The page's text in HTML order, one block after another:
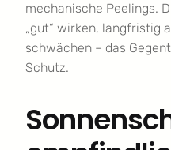
mechanische Peelings.
„gut“ wirken, langfristig
schwächen – das
Schutz.